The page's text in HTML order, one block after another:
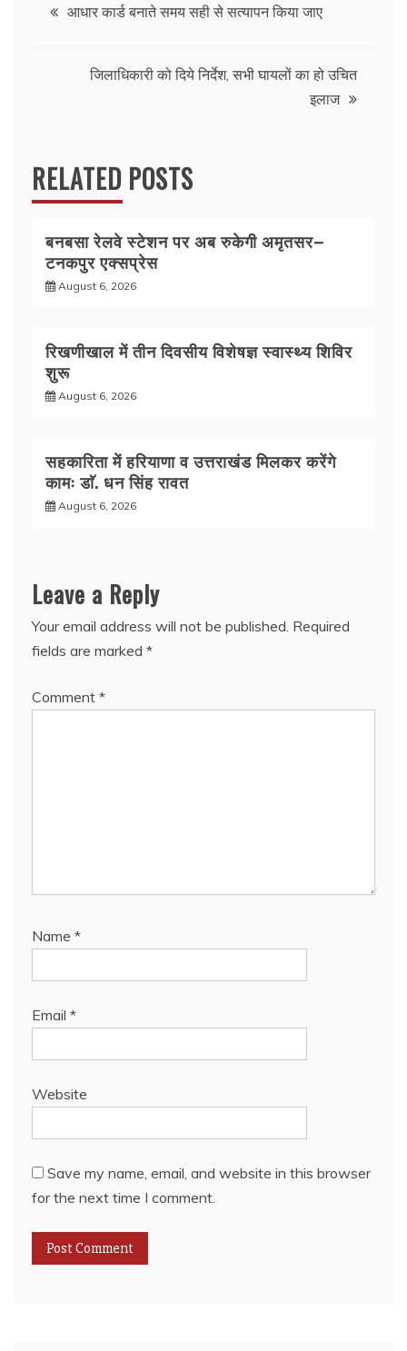
b
o
A
p
आधार कार्ड बनाते समय सही से सत्यापन किया जाए
जिलाधिकारी को दिये निर्देश, सभी घायलों का हो उचित
इलाज
RELATED POSTS
बनबसा रेलवे स्टेशन पर अब रुकेगी अमृतसर–
टनकपुर एक्सप्रेस
August 6, 2026
रिखणीखाल में तीन दिवसीय विशेषज्ञ स्वास्थ्य शिविर
शुरू
August 6, 2026
सहकारिता में हरियाणा व उत्तराखंड मिलकर करेंगे
कामः डाॅ. धन सिंह रावत
August 6, 2026
Leave a Reply
Your email address will not be published. Required
fields are marked *
Comment *
Name *
Email *
Website
Save my name, email, and website in this browser
for the next time I comment.